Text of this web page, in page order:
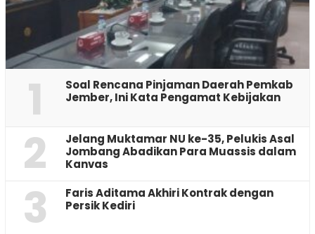
1
‎Soal Rencana Pinjaman Daerah Pemkab
Jember, Ini Kata Pengamat Kebijakan ‎
2
Jelang Muktamar NU ke-35, Pelukis Asal
Jombang Abadikan Para Muassis dalam
Kanvas
3
Faris Aditama Akhiri Kontrak dengan
Persik Kediri